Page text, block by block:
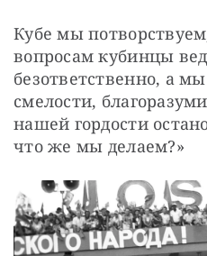
Кубе мы
вопросам кубинцы
безответственно, а
смелости,
нашей гордости
что же мы делаем?»